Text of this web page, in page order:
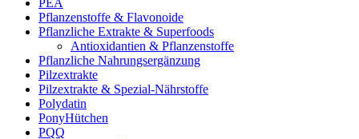
PEA
Pflanzenstoffe & Flavonoide
Pflanzliche Extrakte & Superfoods
Antioxidantien & Pflanzenstoffe
Pflanzliche Nahrungsergänzung
Pilzextrakte
Pilzextrakte & Spezial-Nährstoffe
Polydatin
PonyHütchen
PQQ